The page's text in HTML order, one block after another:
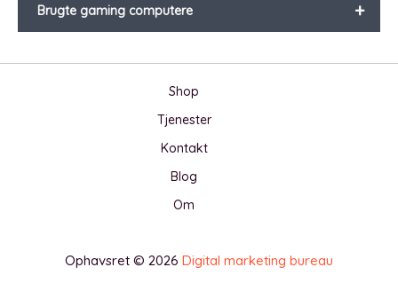
+
Brugte gaming computere
Shop
Tjenester
Kontakt
Blog
Om
Ophavsret © 2026 Digital marketing bureau